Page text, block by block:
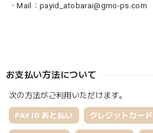
・Mail： payid_atobarai@gmo-ps.com
お支払い方法について
次の方法がご利用いただけます。
PAY ID あと払い クレジットカード